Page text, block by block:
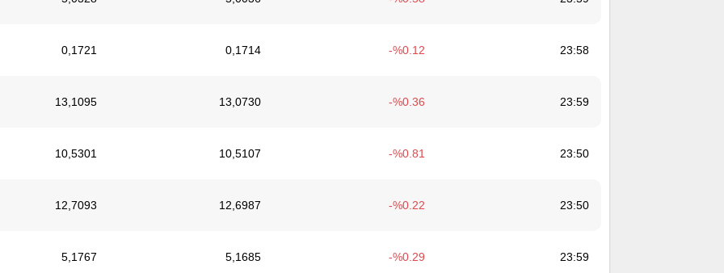
0,1721 0,1714 0.12 23:58
13,1095 13,0730 0.36 23:59
10,5301 10,5107 0.81 23:50
12,7093 12,6987 0.22 23:50
5,1767 5,1685 0.29 23:59